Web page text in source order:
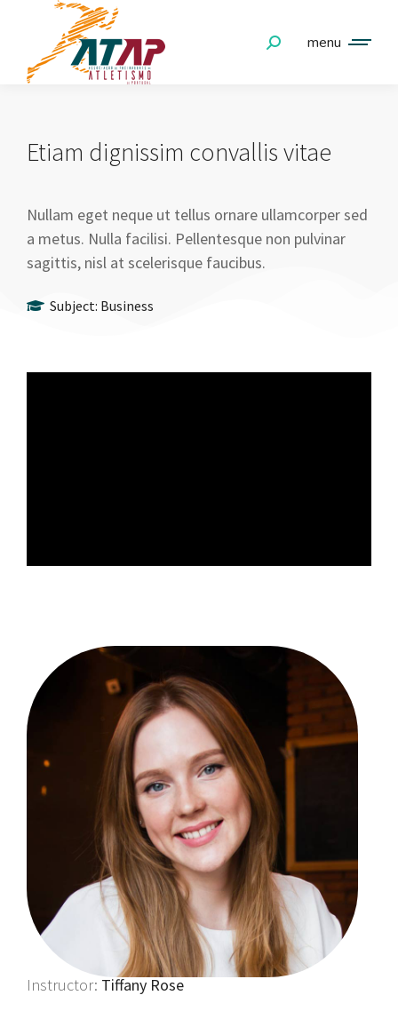
menu
Etiam dignissim convallis vitae
Nullam eget neque ut tellus ornare ullamcorper sed
a metus. Nulla facilisi. Pellentesque non pulvinar
sagittis, nisl at scelerisque faucibus.
Subject: Business
Instructor: Tiffany Rose